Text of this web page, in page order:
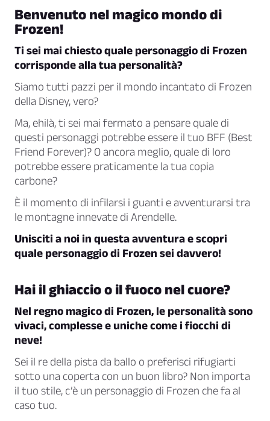
Benvenuto nel magico mondo di
Frozen!
Ti sei mai chiesto quale personaggio di Frozen
corrisponde alla tua personalità?
Siamo tutti pazzi per il mondo incantato di Frozen
della Disney, vero?
Ma, ehilà, ti sei mai fermato a pensare quale di
questi personaggi potrebbe essere il tuo BFF (Best
Friend Forever)? O ancora meglio, quale di loro
potrebbe essere praticamente la tua copia
carbone?
È il momento di infilarsi i guanti e avventurarsi tra
le montagne innevate di Arendelle.
Unisciti a noi in questa avventura e scopri
quale personaggio di Frozen sei davvero!
Hai il ghiaccio o il fuoco nel cuore?
Nel regno magico di Frozen, le personalità sono
vivaci, complesse e uniche come i fiocchi di
neve!
Sei il re della pista da ballo o preferisci rifugiarti
sotto una coperta con un buon libro? Non importa
il tuo stile, c’è un personaggio di Frozen che fa al
caso tuo.